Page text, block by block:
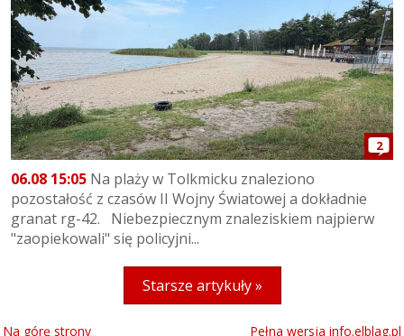
2
06.08 15:05 Na plaży w Tolkmicku znaleziono
pozostałość z czasów II Wojny Światowej a dokładnie
granat rg-42. Niebezpiecznym znaleziskiem najpierw
"zaopiekowali" się policyjni...
Starsze artykuły »
Na górę strony Pełna wersja info.elblag.pl